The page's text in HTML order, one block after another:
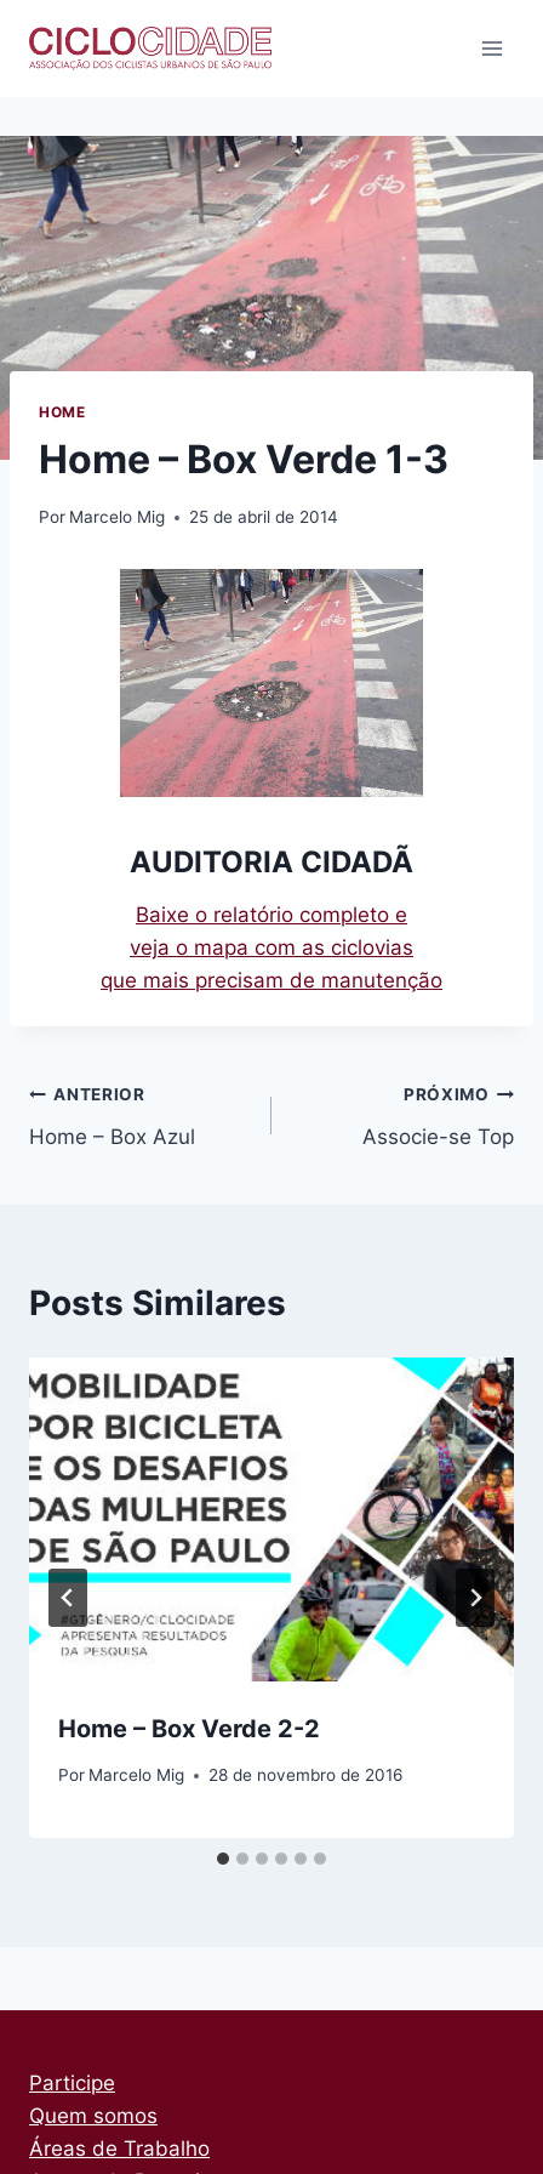
para
HOME
Home – Box Verde 1-3
Por Marcelo Mig 25 de abril de 2014
AUDITORIA CIDADÃ
Baixe o relatório completo e
veja o mapa com as ciclovias
que mais precisam de manutenção
Navegação
de
ANTERIOR
Home – Box Azul
PRÓXIMO
Associe-se Top
Posts Similares
Home – Box Verde 2-2
Por Marcelo Mig 28 de novembro de 2016
Participe
Quem somos
Áreas de Trabalho